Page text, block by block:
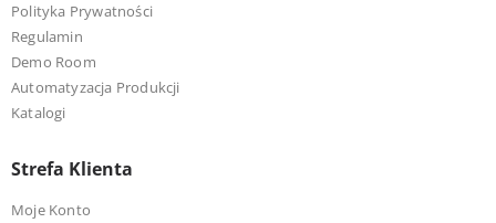
Polityka Prywatności
Regulamin
Demo Room
Automatyzacja Produkcji
Katalogi
Strefa Klienta
Moje Konto